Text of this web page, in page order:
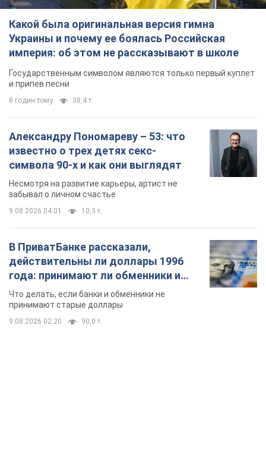
Какой была оригинальная версия гимна
Украины и почему ее боялась Российская
империя: об этом не рассказывают в школе
Государственным символом являются только первый куплет
и припев песни
8 годин тому 38,4 т.
Александру Пономареву – 53: что
известно о трех детях секс-
символа 90-х и как они выглядят
Несмотря на развитие карьеры, артист не
забывал о личном счастье
9.08.2026 04:01 10,3 т.
В ПриватБанке рассказали,
действительны ли доллары 1996
года: принимают ли обменники и
банки такие купюры
Что делать, если банки и обменники не
принимают старые доллары
9.08.2026 02:20 90,0 т.